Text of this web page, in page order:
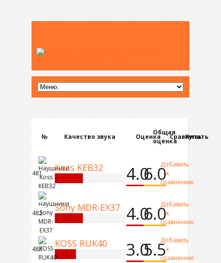
№ Качество звука Оценка
Общая
оценка
Сравнить
Купить
481 Koss KEB32 4.06.0Добавить
к
сравнению
482 Sony MDR-EX37 4.06.0Добавить
к
сравнению
483 KOSS RUK40 3.05.5Добавить
к
сравнению